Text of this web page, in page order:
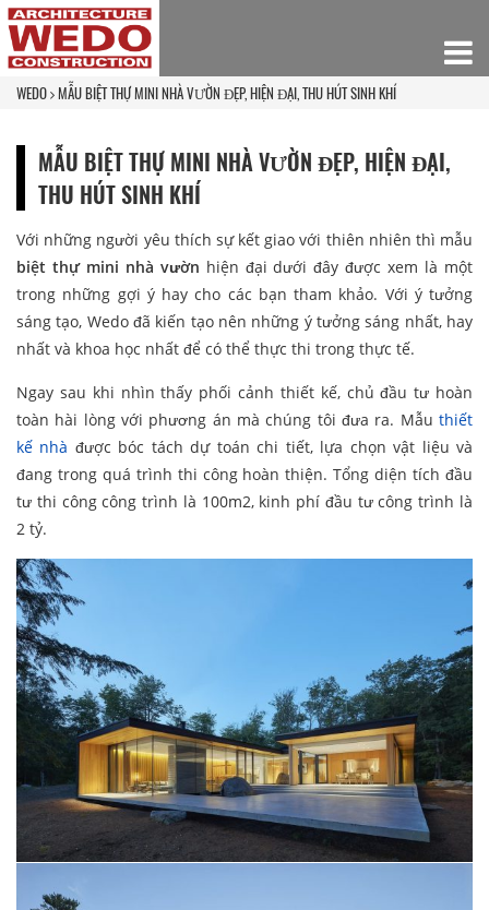
WEDO MẪU BIỆT THỰ MINI NHÀ VƯỜN ĐẸP, HIỆN ĐẠI, THU HÚT SINH KHÍ
MẪU BIỆT THỰ MINI NHÀ VƯỜN ĐẸP, HIỆN ĐẠI,
THU HÚT SINH KHÍ
Với những người yêu thích sự kết giao với thiên nhiên thì mẫu
biệt thự mini nhà vườn hiện đại dưới đây được xem là một
trong những gợi ý hay cho các bạn tham khảo. Với ý tưởng
sáng tạo, Wedo đã kiến tạo nên những ý tưởng sáng nhất, hay
nhất và khoa học nhất để có thể thực thi trong thực tế.
Ngay sau khi nhìn thấy phối cảnh thiết kế, chủ đầu tư hoàn
toàn hài lòng với phương án mà chúng tôi đưa ra. Mẫu thiết
kế nhà được bóc tách dự toán chi tiết, lựa chọn vật liệu và
đang trong quá trình thi công hoàn thiện. Tổng diện tích đầu
tư thi công công trình là 100m2, kinh phí đầu tư công trình là
2 tỷ.